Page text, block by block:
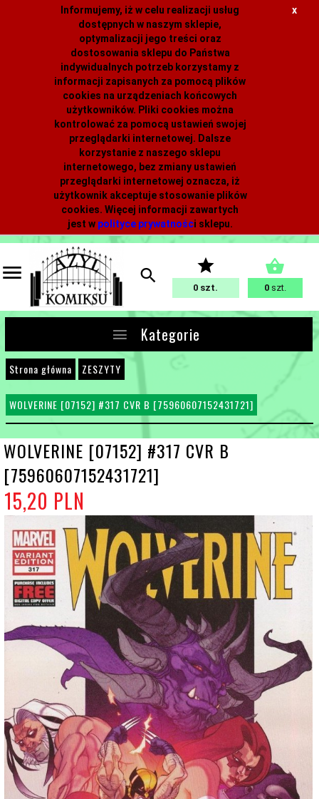
Informujemy, iż w celu realizacji usług
dostępnych w naszym sklepie,
optymalizacji jego treści oraz
dostosowania sklepu do Państwa
indywidualnych potrzeb korzystamy z
informacji zapisanych za pomocą plików
cookies na urządzeniach końcowych
użytkowników. Pliki cookies można
kontrolować za pomocą ustawień swojej
przeglądarki internetowej. Dalsze
korzystanie z naszego sklepu
internetowego, bez zmiany ustawień
przeglądarki internetowej oznacza, iż
użytkownik akceptuje stosowanie plików
cookies. Więcej informacji zawartych
jest w polityce prywatności sklepu.
x
0 0 szt.
Kategorie
Strona główna ZESZYTY
WOLVERINE [07152] #317 CVR B [75960607152431721]
WOLVERINE [07152] #317 CVR B
[75960607152431721]
15,20 PLN